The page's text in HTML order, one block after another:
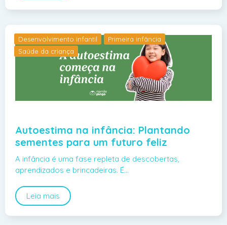
Desenvolvimento infantil
Primeira infância
Saúde da criança
Autoestima na infância: Plantando
sementes para um futuro feliz
A infância é uma fase repleta de descobertas,
aprendizados e brincadeiras. É…
Leia mais